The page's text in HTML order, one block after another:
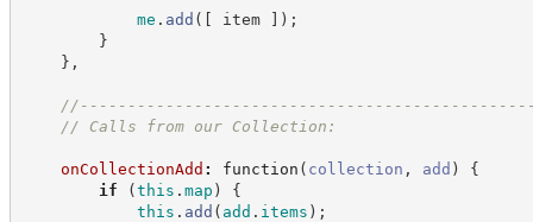
me . add ( [ item ] ) ;
}
} ,
//
// Calls from our Collection:
onCollectionAdd : function ( collection , add )
{
if
(this . map )
{
this . add ( add . items ) ;